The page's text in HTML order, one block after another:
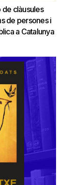
de clàusules
de persones i
a Catalunya